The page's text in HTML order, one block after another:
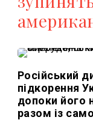
Російський
підкорення
допоки його
разом із